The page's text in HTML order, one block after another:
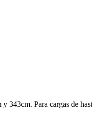
343cm. Para cargas de